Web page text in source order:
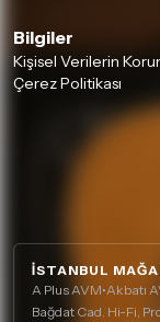
Bilgiler
Kişisel Verilerin
Çerez Politikası
İSTANBUL
A Plus AVM•Akbatı
Bağdat Cad. Hi-Fi,